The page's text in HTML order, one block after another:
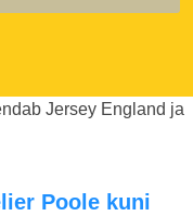
Jersey England ja